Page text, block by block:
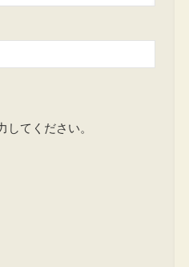
してください。